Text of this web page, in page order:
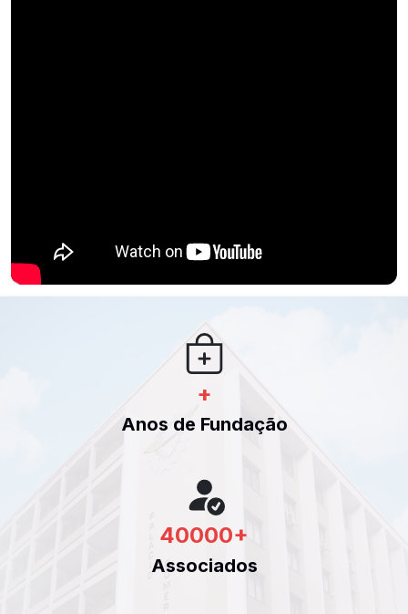
+
Anos de Fundação
40000+
Associados